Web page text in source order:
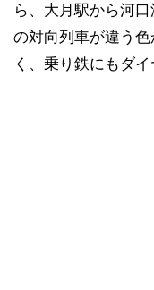
ら、大月駅から河
の対向列車が違う
く、乗り鉄にもダ